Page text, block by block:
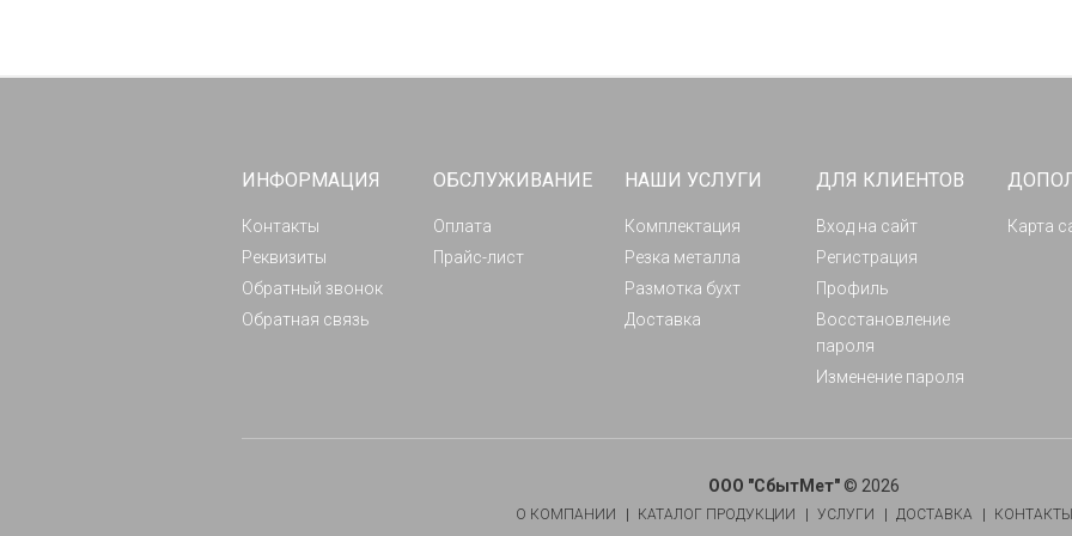
ИНФОРМАЦИЯ
Контакты
Реквизиты
Обратный звонок
Обратная связь
ОБСЛУЖИВАНИЕ
Оплата
Прайс-лист
НАШИ УСЛУГИ
Комплектация
Резка металла
Размотка бухт
Доставка
ДЛЯ КЛИЕНТОВ
Вход на сайт
Регистрация
Профиль
Восстановление
пароля
Изменение пароля
Карта
ООО "СбытМет"© 2026
О КОМПАНИИ КАТАЛОГ ПРОДУКЦИИ УСЛУГИ ДОСТАВКА КОНТАКТЫ